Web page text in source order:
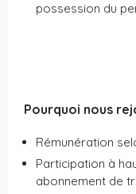
possession du
Pourquoi nous
Rémunération
Participation à
abonnement de